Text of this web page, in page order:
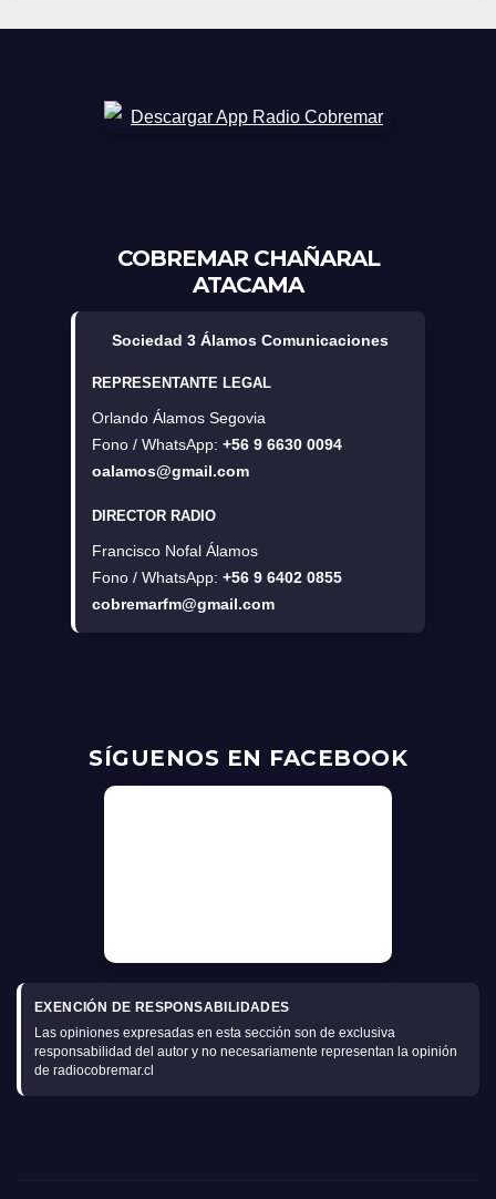
COBREMAR CHAÑARAL
ATACAMA
Sociedad 3 Álamos Comunicaciones
REPRESENTANTE LEGAL
Orlando Álamos Segovia
Fono / WhatsApp: +56 9 6630 0094
oalamos@gmail.com
DIRECTOR RADIO
Francisco Nofal Álamos
Fono / WhatsApp: +56 9 6402 0855
cobremarfm@gmail.com
SÍGUENOS EN FACEBOOK
EXENCIÓN DE RESPONSABILIDADES
Las opiniones expresadas en esta sección son de exclusiva
responsabilidad del autor y no necesariamente representan la opinión
de radiocobremar.cl